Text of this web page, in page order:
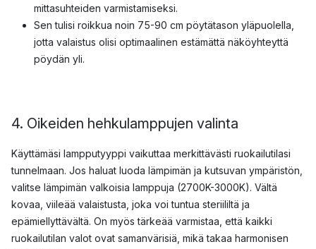
mittasuhteiden varmistamiseksi.
Sen tulisi roikkua noin 75-90 cm pöytätason yläpuolella,
jotta valaistus olisi optimaalinen estämättä näköyhteyttä
pöydän yli.
4. Oikeiden hehkulamppujen valinta
Käyttämäsi lampputyyppi vaikuttaa merkittävästi ruokailutilasi
tunnelmaan. Jos haluat luoda lämpimän ja kutsuvan ympäristön,
valitse lämpimän valkoisia lamppuja (2700K-3000K). Vältä
kovaa, viileää valaistusta, joka voi tuntua steriililtä ja
epämiellyttävältä. On myös tärkeää varmistaa, että kaikki
ruokailutilan valot ovat samanvärisiä, mikä takaa harmonisen